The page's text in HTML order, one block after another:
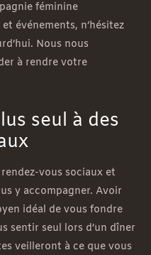
féminine
événements, n’hésitez
Nous nous
à rendre votre
seul à des
vous sociaux et
y accompagner. Avoir
idéal de vous fondre
sentir seul lors d’un dîner
veilleront à ce que vous